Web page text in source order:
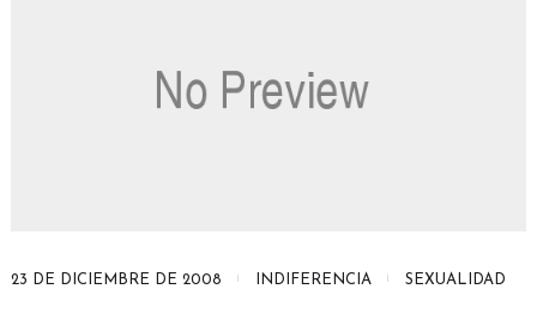
23 DE DICIEMBRE DE 2008 INDIFERENCIA SEXUALIDAD